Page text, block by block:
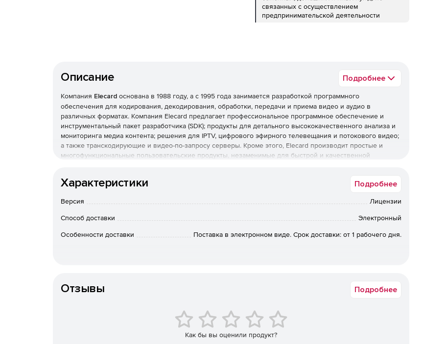
связанных с осуществлением
предпринимательской деятельности
Описание Подробнее
Компания Elecard основана в 1988 году, а с 1995 года занимается разработкой программного
обеспечения для кодирования, декодирования, обработки, передачи и приема видео и аудио в
различных форматах. Компания Elecard предлагает профессиональное программное обеспечение и
инструментальный пакет разработчика (SDK); продукты для детального высококачественного анализа и
мониторинга медиа контента; решения для IPTV, цифрового эфирного телевещания и потокового видео;
а также транскодирующие и видео-по-запросу серверы. Кроме этого, Elecard производит простые и
многофункциональные пользовательские продукты, незаменимые для быстрой и качественной
Характеристики Подробнее
Версия Лицензии
Способ доставки Электронный
Особенности доставки Поставка в электронном виде. Срок доставки: от 1 рабочего дня.
Отзывы Подробнее
Как бы вы оценили продукт?